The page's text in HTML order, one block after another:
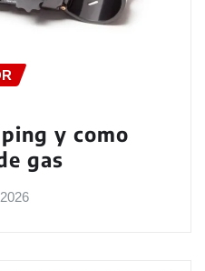
y como
gas